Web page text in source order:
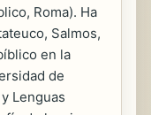
Roma). Ha
Salmos,
en la
de
Lenguas